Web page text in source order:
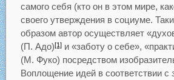
самого себя (кто он в этом мире,
своего утверждения в социуме.
образом автор осуществляет
(П. Адо)[1]и «заботу о себе»,
(М. Фуко) посредством
Воплощение идей в соответствии